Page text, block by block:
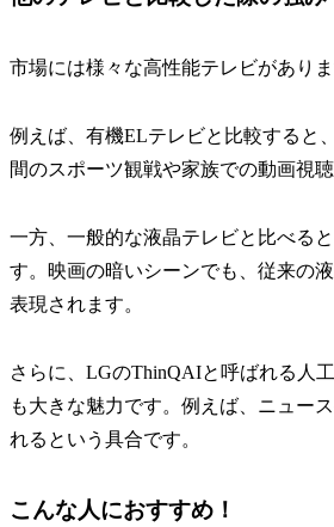
市場には様々な高性能テレビがあり
例えば、有機ELテレビと比較すると
間のスポーツ観戦や家族での動画視
一方、一般的な液晶テレビと比べる
す。映画の暗いシーンでも、従来の
表現されます。
さらに、LGのThinQAIと呼ばれる人
も大きな魅力です。例えば、ニュー
れるという具合です。
こんな人におすすめ！